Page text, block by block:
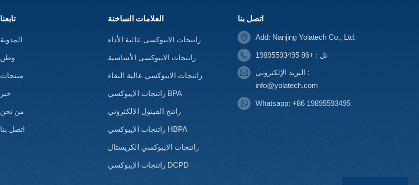
تابعنا
المدونة
وطن
منتجات
خبر
من نحن
اتصل بنا
العلامات الساخنة
راتنجات الايبوكسي عالية الأداء
راتنجات الايبوكسي الأساسية
راتنجات الايبوكسي عالية النقاء
راتنجات الايبوكسي BPA
راتنج الفينول الإلكتروني
راتنجات الايبوكسي HBPA
راتنجات الايبوكسي الكريستال
راتنجات الايبوكسي DCPD
اتصل بنا
Add: Nanjing Yolatech Co., Ltd.
تل : +86 19895593495
البريد الإلكتروني :
info@yolatech.com
Whatsapp: +86 19895593495